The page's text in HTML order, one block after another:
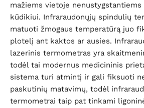
mažiems vietoje nenustygstantiems
kūdikiui. Infraraudonųjų spindulių
matuoti žmogaus temperatūrą juo
plotelį ant kaktos ar ausies.
lazerinis termometras yra
todėl tai modernus medicininis
sistema turi atmintį ir gali fiksuoti
paskutinių matavimų, todėl
termometrai taip pat tinkami